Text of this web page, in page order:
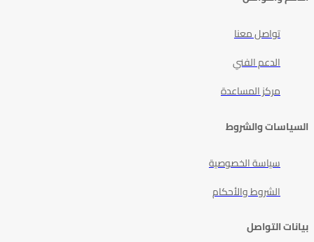
تواصل معنا
الدعم الفني
مركز المساعدة
السياسات والشروط
سياسة الخصوصية
الشروط والأحكام
بيانات التواصل